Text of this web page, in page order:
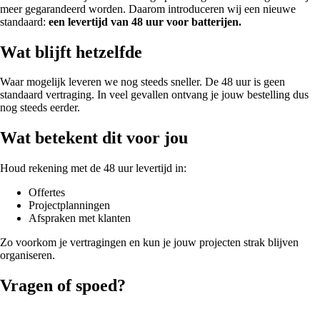
meer gegarandeerd worden. Daarom introduceren wij een nieuwe
standaard: een levertijd van 48 uur voor batterijen.
Wat blijft hetzelfde
Waar mogelijk leveren we nog steeds sneller. De 48 uur is geen
standaard vertraging. In veel gevallen ontvang je jouw bestelling dus
nog steeds eerder.
Wat betekent dit voor jou
Houd rekening met de 48 uur levertijd in:
Offertes
Projectplanningen
Afspraken met klanten
Zo voorkom je vertragingen en kun je jouw projecten strak blijven
organiseren.
Vragen of spoed?